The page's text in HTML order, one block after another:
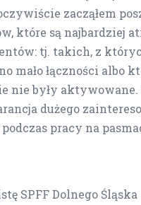
zacząłem
które są najbardziej
tj. takich, z
mało łączności albo
nie były aktywowane.
dużego
pracy na
SPFF Dolnego Śląska